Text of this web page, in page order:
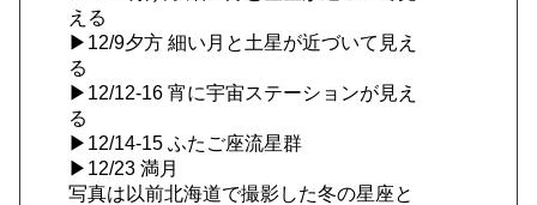
える
▶12/9夕方 細い月と土星が近づいて見え
る
▶12/12-16 宵に宇宙ステーションが見え
る
▶12/14-15 ふたご座流星群
▶12/23 満月
写真は以前北海道で撮影した冬の星座と